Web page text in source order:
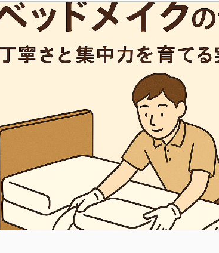
新着情報